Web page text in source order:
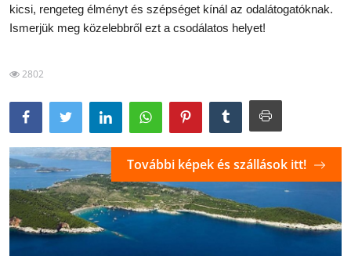
Szállások Hajdúszoboszlón
kicsi, rengeteg élményt és szépséget kínál az odalátogatóknak.
Ismerjük meg közelebbről ezt a csodálatos helyet!
2802
További képek és szállások itt!